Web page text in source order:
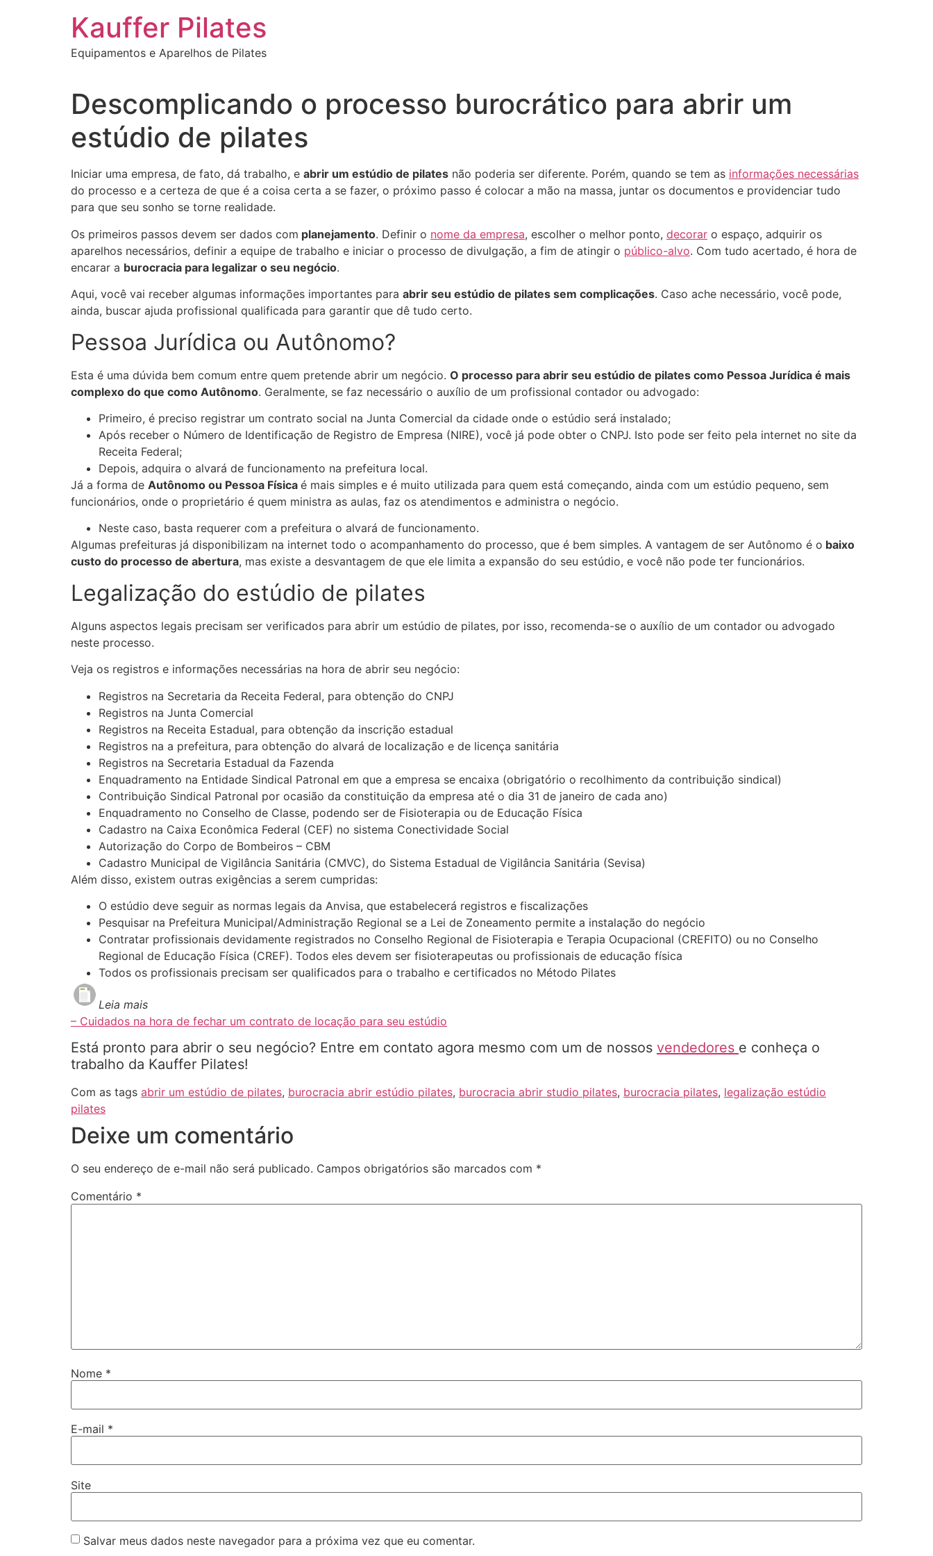
Kauffer Pilates
Equipamentos e Aparelhos de Pilates
Descomplicando o processo burocrático para abrir um
estúdio de pilates
Iniciar uma empresa, de fato, dá trabalho, e abrir um estúdio de pilates não poderia ser diferente. Porém, quando se tem as informações necessárias
do processo e a certeza de que é a coisa certa a se fazer, o próximo passo é colocar a mão na massa, juntar os documentos e providenciar tudo
para que seu sonho se torne realidade.
Os primeiros passos devem ser dados com planejamento. Definir o nome da empresa, escolher o melhor ponto, decorar o espaço, adquirir os
aparelhos necessários, definir a equipe de trabalho e iniciar o processo de divulgação, a fim de atingir o público-alvo. Com tudo acertado, é hora de
encarar a burocracia para legalizar o seu negócio.
Aqui, você vai receber algumas informações importantes para abrir seu estúdio de pilates sem complicações. Caso ache necessário, você pode,
ainda, buscar ajuda profissional qualificada para garantir que dê tudo certo.
Pessoa Jurídica ou Autônomo?
Esta é uma dúvida bem comum entre quem pretende abrir um negócio. O processo para abrir seu estúdio de pilates como Pessoa Jurídica é mais
complexo do que como Autônomo. Geralmente, se faz necessário o auxílio de um profissional contador ou advogado:
Primeiro, é preciso registrar um contrato social na Junta Comercial da cidade onde o estúdio será instalado;
Após receber o Número de Identificação de Registro de Empresa (NIRE), você já pode obter o CNPJ. Isto pode ser feito pela internet no site da
Receita Federal;
Depois, adquira o alvará de funcionamento na prefeitura local.
Já a forma de Autônomo ou Pessoa Física é mais simples e é muito utilizada para quem está começando, ainda com um estúdio pequeno, sem
funcionários, onde o proprietário é quem ministra as aulas, faz os atendimentos e administra o negócio.
Neste caso, basta requerer com a prefeitura o alvará de funcionamento.
Algumas prefeituras já disponibilizam na internet todo o acompanhamento do processo, que é bem simples. A vantagem de ser Autônomo é o baixo
custo do processo de abertura, mas existe a desvantagem de que ele limita a expansão do seu estúdio, e você não pode ter funcionários.
Legalização do estúdio de pilates
Alguns aspectos legais precisam ser verificados para abrir um estúdio de pilates, por isso, recomenda-se o auxílio de um contador ou advogado
neste processo.
Veja os registros e informações necessárias na hora de abrir seu negócio:
Registros na Secretaria da Receita Federal, para obtenção do CNPJ
Registros na Junta Comercial
Registros na Receita Estadual, para obtenção da inscrição estadual
Registros na a prefeitura, para obtenção do alvará de localização e de licença sanitária
Registros na Secretaria Estadual da Fazenda
Enquadramento na Entidade Sindical Patronal em que a empresa se encaixa (obrigatório o recolhimento da contribuição sindical)
Contribuição Sindical Patronal por ocasião da constituição da empresa até o dia 31 de janeiro de cada ano)
Enquadramento no Conselho de Classe, podendo ser de Fisioterapia ou de Educação Física
Cadastro na Caixa Econômica Federal (CEF) no sistema Conectividade Social
Autorização do Corpo de Bombeiros – CBM
Cadastro Municipal de Vigilância Sanitária (CMVC), do Sistema Estadual de Vigilância Sanitária (Sevisa)
Além disso, existem outras exigências a serem cumpridas:
O estúdio deve seguir as normas legais da Anvisa, que estabelecerá registros e fiscalizações
Pesquisar na Prefeitura Municipal/Administração Regional se a Lei de Zoneamento permite a instalação do negócio
Contratar profissionais devidamente registrados no Conselho Regional de Fisioterapia e Terapia Ocupacional (CREFITO) ou no Conselho
Regional de Educação Física (CREF). Todos eles devem ser fisioterapeutas ou profissionais de educação física
Todos os profissionais precisam ser qualificados para o trabalho e certificados no Método Pilates
Leia mais
– Cuidados na hora de fechar um contrato de locação para seu estúdio
Está pronto para abrir o seu negócio? Entre em contato agora mesmo com um de nossos vendedores e conheça o
trabalho da Kauffer Pilates!
Com as tags abrir um estúdio de pilates, burocracia abrir estúdio pilates, burocracia abrir studio pilates, burocracia pilates, legalização estúdio
pilates
Deixe um comentário
O seu endereço de e-mail não será publicado. Campos obrigatórios são marcados com *
Comentário *
Nome *
E-mail *
Site
Salvar meus dados neste navegador para a próxima vez que eu comentar.